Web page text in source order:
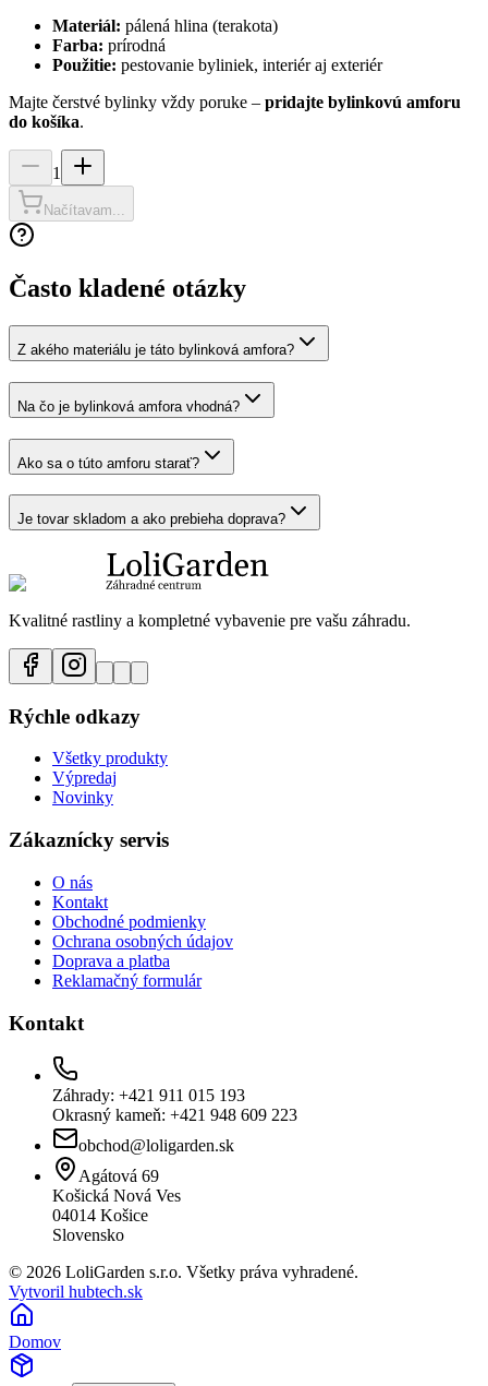
Materiál: pálená hlina (terakota)
Farba: prírodná
Použitie: pestovanie byliniek, interiér aj exteriér
Majte čerstvé bylinky vždy poruke – pridajte bylinkovú amforu
do košíka.
1
Načítavam...
Často kladené otázky
Z akého materiálu je táto bylinková amfora?
Na čo je bylinková amfora vhodná?
Ako sa o túto amforu starať?
Je tovar skladom a ako prebieha doprava?
Kvalitné rastliny a kompletné vybavenie pre vašu záhradu.
Rýchle odkazy
Všetky produkty
Výpredaj
Novinky
Zákaznícky servis
O nás
Kontakt
Obchodné podmienky
Ochrana osobných údajov
Doprava a platba
Reklamačný formulár
Kontakt
Záhrady: +421 911 015 193
Okrasný kameň: +421 948 609 223
obchod@loligarden.sk
Agátová 69
Košická Nová Ves
04014 Košice
Slovensko
© 2026 LoliGarden s.r.o. Všetky práva vyhradené.
Vytvoril hubtech.sk
Domov